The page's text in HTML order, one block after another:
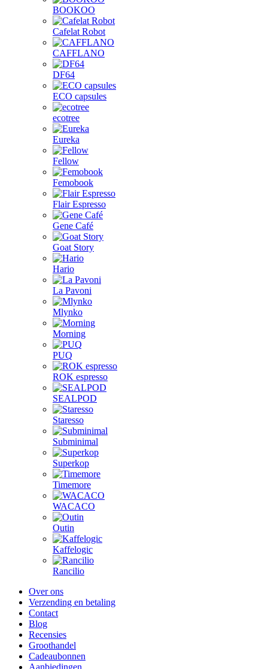
BOOKOO
Cafelat Robot
CAFFLANO
DF64
ECO capsules
ecotree
Eureka
Fellow
Femobook
Flair Espresso
Gene Café
Goat Story
Hario
La Pavoni
Mlynko
Morning
PUQ
ROK espresso
SEALPOD
Staresso
Subminimal
Superkop
Timemore
WACACO
Outin
Kaffelogic
Rancilio
Over ons
Verzending en betaling
Contact
Blog
Recensies
Groothandel
Cadeaubonnen
Aanbiedingen